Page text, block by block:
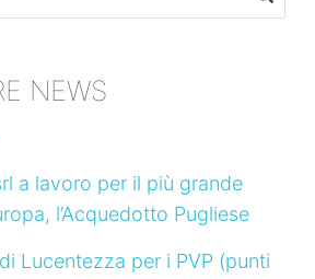
NEWS
a lavoro per il più grande
l’Acquedotto Pugliese
Lucentezza per i PVP (punti